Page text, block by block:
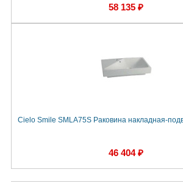
58 135 ₽
Cielo Smile SMLA75S Раковина накладная-
46 404 ₽